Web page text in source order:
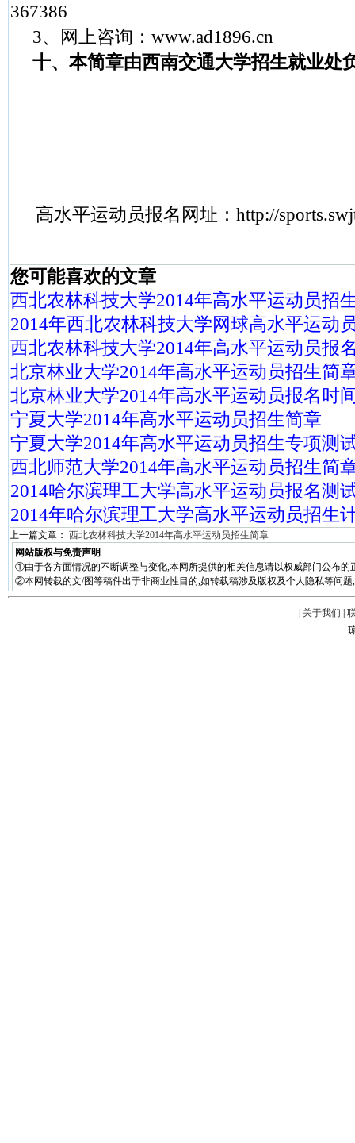
367386
3、网上咨询： www.ad1896.cn
十、本简章由西南交通大学招生就业处
高水平运动员报名网址： http://
您可能喜欢的文章
西北农林科技大学2014年高水平运动员招
2014年西北农林科技大学网球高水平运动
西北农林科技大学2014年高水平运动员报
北京林业大学2014年高水平运动员招生简
北京林业大学2014年高水平运动员报名时
宁夏大学2014年高水平运动员招生简章
宁夏大学2014年高水平运动员招生专项测
西北师范大学2014年高水平运动员招生简
2014哈尔滨理工大学高水平运动员报名测
2014年哈尔滨理工大学高水平运动员招生
上一篇文章： 西北农林科技大学2014年高水平运动员招生简章
网站版权与免责声明
①由于各方面情况的不断调整与变化,本网所提供的相关信息请以权威部门公布的
②本网转载的文/图等稿件出于非商业性目的,如转载稿涉及版权及个人隐私等问题
关于我们